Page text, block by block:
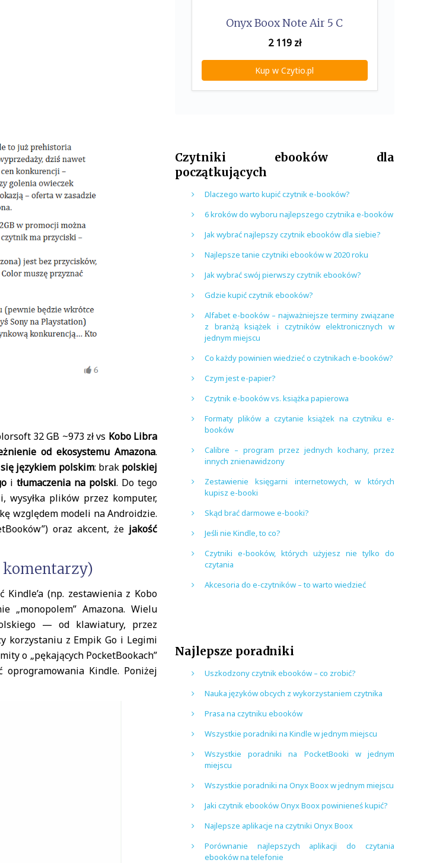
32 GB ~973 zł vs Kobo Libra
od ekosystemu Amazona.
językiem polskim: brak polskiej
i tłumaczenia na polski. Do tego
wysyłka plików przez komputer,
względem modeli na Androidzie.
oraz akcent, że jakość
komentarzy)
(np. zestawienia z Kobo
„monopolem” Amazona. Wielu
— od klawiatury, przez
korzystaniu z Empik Go i Legimi
o „pękających PocketBookach”
Kindle. Poniżej
Onyx Boox Note Air 5 C
2 119zł
Kup w Czytio.pl
Czytniki ebooków dla
początkujących
Dlaczego warto kupić czytnik e-booków?
6 kroków do wyboru najlepszego czytnika e-booków
Jak wybrać najlepszy czytnik ebooków dla siebie?
Najlepsze tanie czytniki ebooków w 2020 roku
Jak wybrać swój pierwszy czytnik ebooków?
Gdzie kupić czytnik ebooków?
Alfabet e-booków – najważniejsze terminy związane
z branżą książek i czytników elektronicznych w
jednym miejscu
Co każdy powinien wiedzieć o czytnikach e-booków?
Czym jest e-papier?
Czytnik e-booków vs. książka papierowa
Formaty plików a czytanie książek na czytniku e-
booków
Calibre – program przez jednych kochany, przez
innych znienawidzony
Zestawienie księgarni internetowych, w których
kupisz e-booki
Skąd brać darmowe e-booki?
Jeśli nie Kindle, to co?
Czytniki e-booków, których użyjesz nie tylko do
czytania
Akcesoria do e-czytników – to warto wiedzieć
Najlepsze poradniki
Uszkodzony czytnik ebooków – co zrobić?
Nauka języków obcych z wykorzystaniem czytnika
Prasa na czytniku ebooków
Wszystkie poradniki na Kindle w jednym miejscu
Wszystkie poradniki na PocketBooki w jednym
miejscu
Wszystkie poradniki na Onyx Boox w jednym miejscu
Jaki czytnik ebooków Onyx Boox powinieneś kupić?
Najlepsze aplikacje na czytniki Onyx Boox
Porównanie najlepszych aplikacji do czytania
ebooków na telefonie